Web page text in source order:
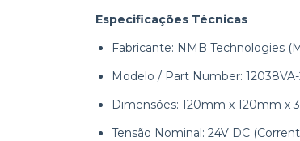
Especificações Técnicas
Fabricante: NMB Technologies
Modelo / Part Number:
Dimensões: 120mm x 120mm x
Tensão Nominal: 24V DC